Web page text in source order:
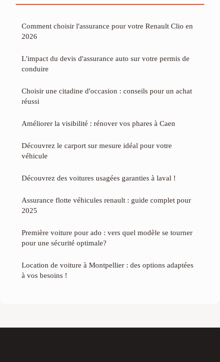
Comment choisir l'assurance pour votre Renault Clio en
2026
L'impact du devis d'assurance auto sur votre permis de
conduire
Choisir une citadine d'occasion : conseils pour un achat
réussi
Améliorer la visibilité : rénover vos phares à Caen
Découvrez le carport sur mesure idéal pour votre
véhicule
Découvrez des voitures usagées garanties à laval !
Assurance flotte véhicules renault : guide complet pour
2025
Première voiture pour ado : vers quel modèle se tourner
pour une sécurité optimale?
Location de voiture à Montpellier : des options adaptées
à vos besoins !